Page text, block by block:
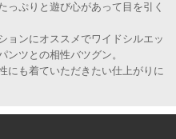
っぷりと遊び心があって目を引く
ョンにオススメでワイドシルエッ
ンツとの相性バツグン。
にも着ていただきたい仕上がりに